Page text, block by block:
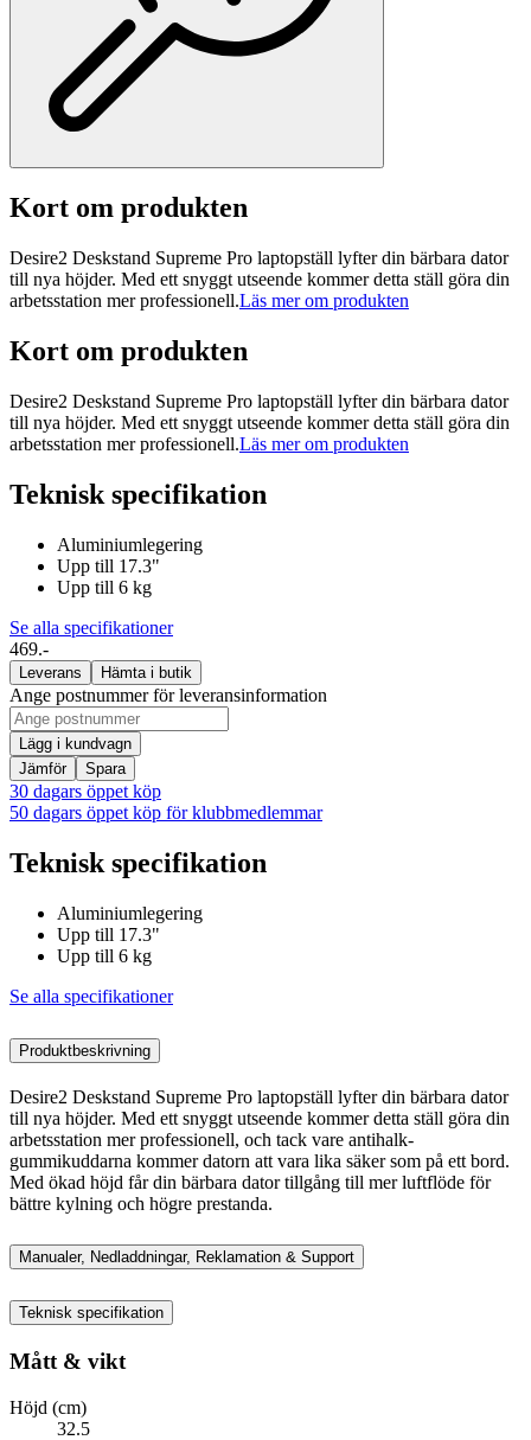
Kort om produkten
Desire2 Deskstand Supreme Pro laptopställ lyfter din bärbara dator
till nya höjder. Med ett snyggt utseende kommer detta ställ göra din
arbetsstation mer professionell.Läs mer om produkten
Kort om produkten
Desire2 Deskstand Supreme Pro laptopställ lyfter din bärbara dator
till nya höjder. Med ett snyggt utseende kommer detta ställ göra din
arbetsstation mer professionell.Läs mer om produkten
Teknisk specifikation
Aluminiumlegering
Upp till 17.3"
Upp till 6 kg
Se alla specifikationer
469.-
Leverans Hämta i butik
Ange postnummer för leveransinformation
Lägg i kundvagn
Jämför
Spara
30 dagars öppet köp
50 dagars öppet köp för klubbmedlemmar
Teknisk specifikation
Aluminiumlegering
Upp till 17.3"
Upp till 6 kg
Se alla specifikationer
Produktbeskrivning
Desire2 Deskstand Supreme Pro laptopställ lyfter din bärbara dator
till nya höjder. Med ett snyggt utseende kommer detta ställ göra din
arbetsstation mer professionell, och tack vare antihalk-
gummikuddarna kommer datorn att vara lika säker som på ett bord.
Med ökad höjd får din bärbara dator tillgång till mer luftflöde för
bättre kylning och högre prestanda.
Manualer, Nedladdningar, Reklamation & Support
Teknisk specifikation
Mått & vikt
Höjd (cm)
32.5